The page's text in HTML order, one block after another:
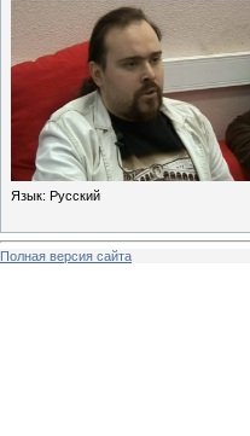
Язык: Русский
Полная версия сайта